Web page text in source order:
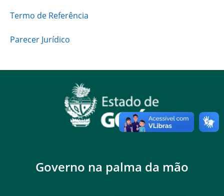
Termo de Referência
Parecer Jurídico
Governo na palma da mão